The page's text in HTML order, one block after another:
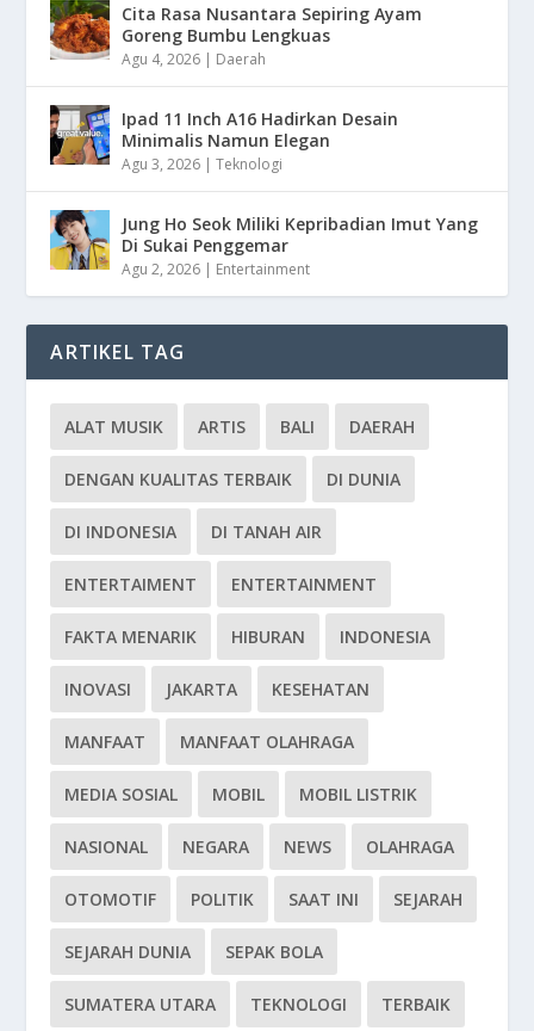
Cita Rasa Nusantara Sepiring Ayam
Goreng Bumbu Lengkuas
Agu 4, 2026 | Daerah
Ipad 11 Inch A16 Hadirkan Desain
Minimalis Namun Elegan
Agu 3, 2026 |Teknologi
Jung Ho Seok Miliki Kepribadian Imut Yang
Di Sukai Penggemar
Agu 2, 2026 | Entertainment
ARTIKEL TAG
ALAT MUSIK ARTIS BALI DAERAH
DENGAN KUALITAS TERBAIK DI DUNIA
DI INDONESIA DI TANAH AIR
ENTERTAIMENT ENTERTAINMENT
FAKTA MENARIK HIBURAN INDONESIA
INOVASI JAKARTA KESEHATAN
MANFAAT MANFAAT OLAHRAGA
MEDIA SOSIAL MOBIL MOBIL LISTRIK
NASIONAL NEGARA NEWS OLAHRAGA
OTOMOTIF POLITIK SAAT INI SEJARAH
SEJARAH DUNIA SEPAK BOLA
SUMATERA UTARA TEKNOLOGI TERBAIK